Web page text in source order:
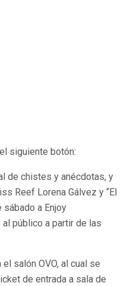
siguiente botón:
de chistes y anécdotas, y
Reef Lorena Gálvez y “El
sábado a Enjoy
público a partir de las
salón OVO, al cual se
de entrada a sala de